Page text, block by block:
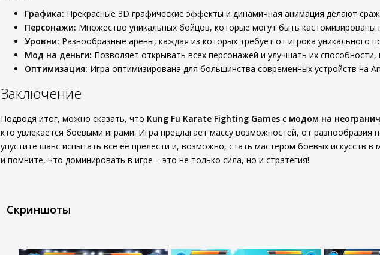
Графика: Прекрасные 3D графические эффекты и динамичная анимация делают
Персонажи: Множество уникальных бойцов, которые могут быть
Уровни: Разнообразные арены, каждая из которых требует от игрока уникального
Мод на деньги: Позволяет открывать всех персонажей и улучшать их способности,
Оптимизация: Игра оптимизирована для большинства современных устройств на
Заключение
Подводя итог, можно сказать, что Kung Fu Karate Fighting Games с модом на
кто увлекается боевыми играми. Игра предлагает массу возможностей, от
упустите шанс испытать все её прелести и, возможно, стать мастером боевых искусств
и помните, что доминировать в игре – это не только сила, но и стратегия!
Скриншоты